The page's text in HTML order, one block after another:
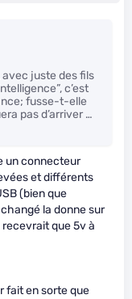
juste des fils
c’est
fusse-t-elle
pas d’arriver …
un connecteur
et différents
(bien que
la donne sur
recevrait que 5v à
fait en sorte que